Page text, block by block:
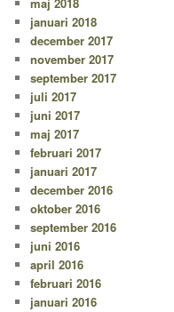
januari 2018
december 2017
november 2017
september 2017
juli 2017
juni 2017
maj 2017
februari 2017
januari 2017
december 2016
oktober 2016
september 2016
juni 2016
april 2016
februari 2016
januari 2016